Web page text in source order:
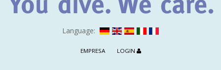
Language:
EMPRESA LOGIN